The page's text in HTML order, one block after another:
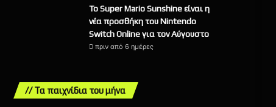
Το Super Mario Sunshine είναι η
νέα προσθήκη του Nintendo
Switch Online για τον Αύγουστο
πριν από 6 ημέρες
// Τα παιχνίδια του μήνα